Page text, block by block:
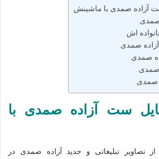
آزاده صمدی با ماشینش
صمدی
اش
آزاده صمدی
صمدی
صمدی
صمدی
ست آزاده صمدی با
از تصاویر تبلیغاتی و جدید آزاده صمدی در